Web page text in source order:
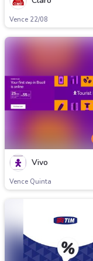
Vence 22/08
Vivo
Vence Quinta